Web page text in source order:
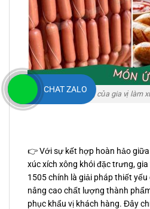
Ứng dụng của gia vị làm
👉 Với sự kết hợp hoàn hảo
xúc xích xông khói đặc trưng,
1505 chính là giải pháp thiết
nâng cao chất lượng thành
phục khẩu vị khách hàng. Đây
CHAT ZALO